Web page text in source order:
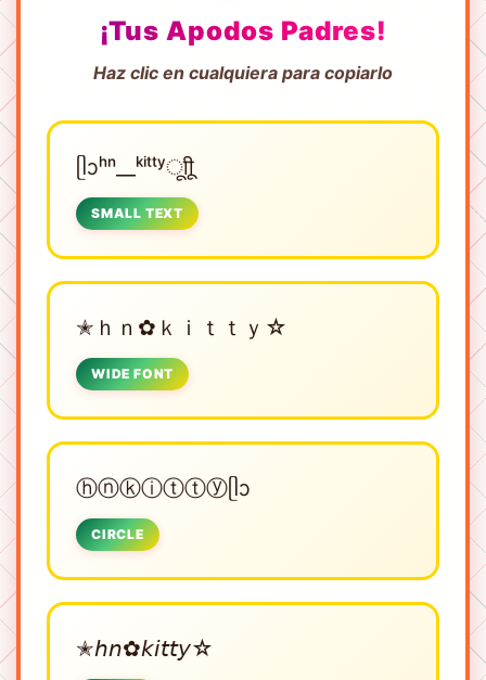
¡Tus Apodos Padres!
Haz clic en cualquiera para copiarlo
ᥫᩣʰⁿ__ᵏⁱᵗᵗʸㅤूाीू
SMALL TEXT
✭ｈｎ✿ｋｉｔｔｙ☆
WIDE FONT
ⓗⓝⓚⓘⓣⓣⓨᥫᩣ
CIRCLE
✭𝘩𝘯✿𝘬𝘪𝘵𝘵𝘺☆